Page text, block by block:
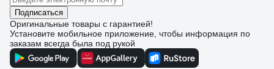
Подписаться
Оригинальные товары с гарантией!
Установите мобильное приложение, чтобы информация по
заказам всегда была под рукой